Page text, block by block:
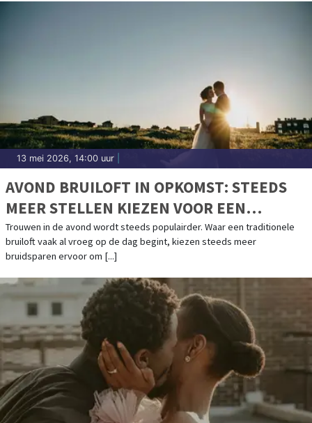
13 mei 2026, 14:00 uur
AVOND BRUILOFT IN OPKOMST: STEEDS
MEER STELLEN KIEZEN VOOR EEN
CEREMONIE BIJ ZONSONDERGANG
Trouwen in de avond wordt steeds populairder. Waar een traditionele
bruiloft vaak al vroeg op de dag begint, kiezen steeds meer
bruidsparen ervoor om [...]